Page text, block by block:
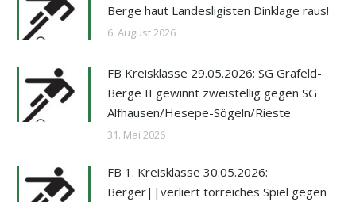
Berge haut Landesligisten Dinklage raus!
6. August 2026
FB Kreisklasse 29.05.2026: SG Grafeld-
Berge II gewinnt zweistellig gegen SG
Alfhausen/Hesepe-Sögeln/Rieste
31. Mai 2026
FB 1. Kreisklasse 30.05.2026:
Berger||verliert torreiches Spiel gegen